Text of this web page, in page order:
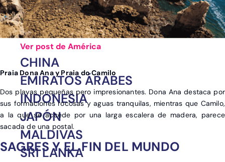
Ver post de América
CHINA
EMIRATOS ÁRABES
INDONESIA
JAPÓN
MALDIVAS
SRI LANKA
Praia Dona Ana y Praia do Camilo
Dos playas pequeñas pero impresionantes. Dona Ana destaca por
sus formaciones rocosas y aguas tranquilas, mientras que Camilo,
a la que se accede por una larga escalera de madera, parece
sacada de una postal.
SAGRES Y EL FIN DEL MUNDO